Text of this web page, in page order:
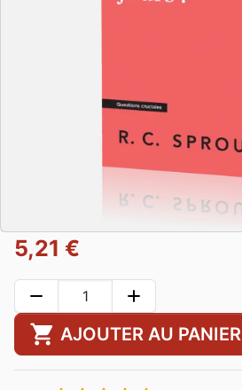
5,21 €
remove add
shopping_cart AJOUTER AU PANIER